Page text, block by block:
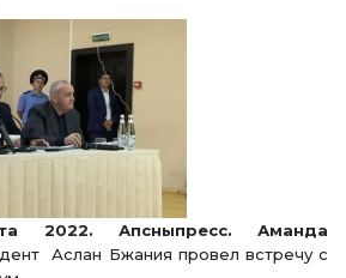
2022. Апсныпресс.
Аманда
Аслан Бжания провел встречу с